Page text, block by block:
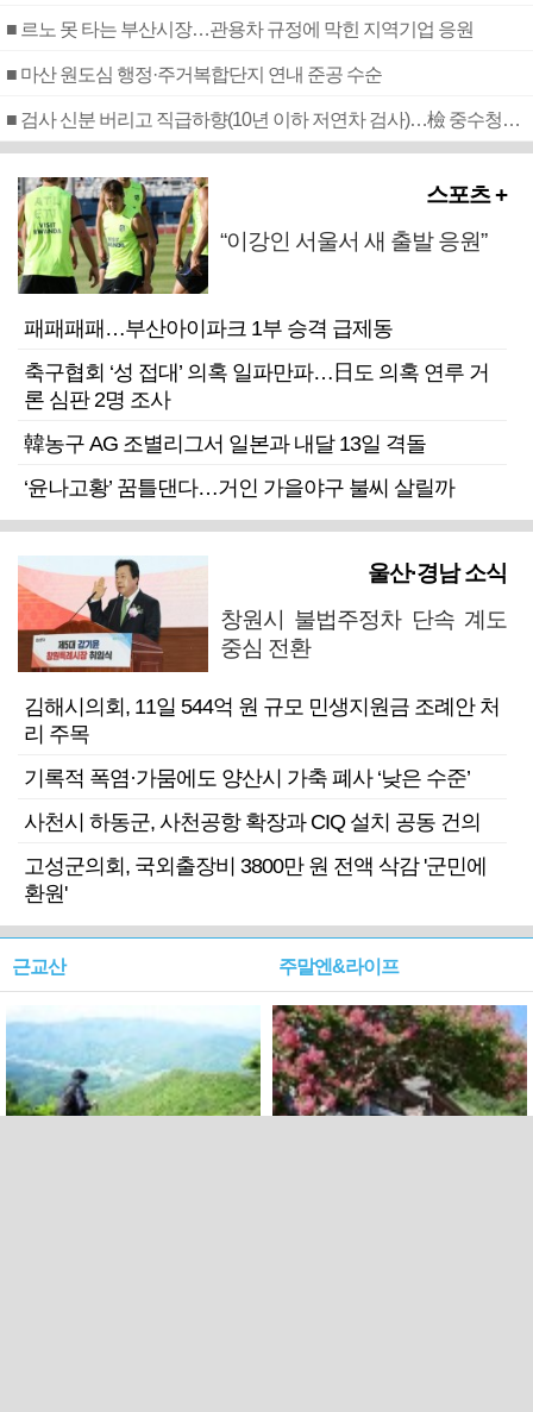
■ 르노 못 타는 부산시장…관용차 규정에 막힌 지역기업 응원
■ 마산 원도심 행정·주거복합단지 연내 준공 수순
■ 검사 신분 버리고 직급하향(10년 이하 저연차 검사)…檢 중수청행 기피
스포츠 +
“이강인 서울서 새 출발 응원”
패패패패…부산아이파크 1부 승격 급제동
축구협회 ‘성 접대’ 의혹 일파만파…日도 의혹 연루 거
론 심판 2명 조사
韓농구 AG 조별리그서 일본과 내달 13일 격돌
‘윤나고황’ 꿈틀댄다…거인 가을야구 불씨 살릴까
울산·경남 소식
창원시 불법주정차 단속 계도
중심 전환
김해시의회, 11일 544억 원 규모 민생지원금 조례안 처
리 주목
기록적 폭염·가뭄에도 양산시 가축 폐사 ‘낮은 수준’
사천시 하동군, 사천공항 확장과 CIQ 설치 공동 건의
고성군의회, 국외출장비 3800만 원 전액 삭감 '군민에
환원'
근교산 주말엔&라이프